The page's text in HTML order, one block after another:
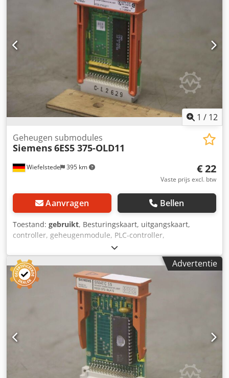
1 / 12
Wiefelstede 395 km
Geheugen submodules
Siemens6ES5 375-OLD11
€ 22
Vaste prijs excl. btw
Aanvragen Bellen
Toestand: gebruikt, Besturingskaart, uitgangskaart,
controller, geheugenmodule, PLC-controller,
uitbreidingsmodule, interfacemodule -Fabrikant: Siemens
Simatic S5 geheugenmodule Geheugen Submodule -Type:
6ES5 375-OLD11 -Nummer: 5x module beschikbaar
Credpfx Apehy Rpqsdsf -Prijs: per stuk -Afmetingen:
60/90/H15 mm -Gewicht: 0,1 kg/pc.
Advertentie